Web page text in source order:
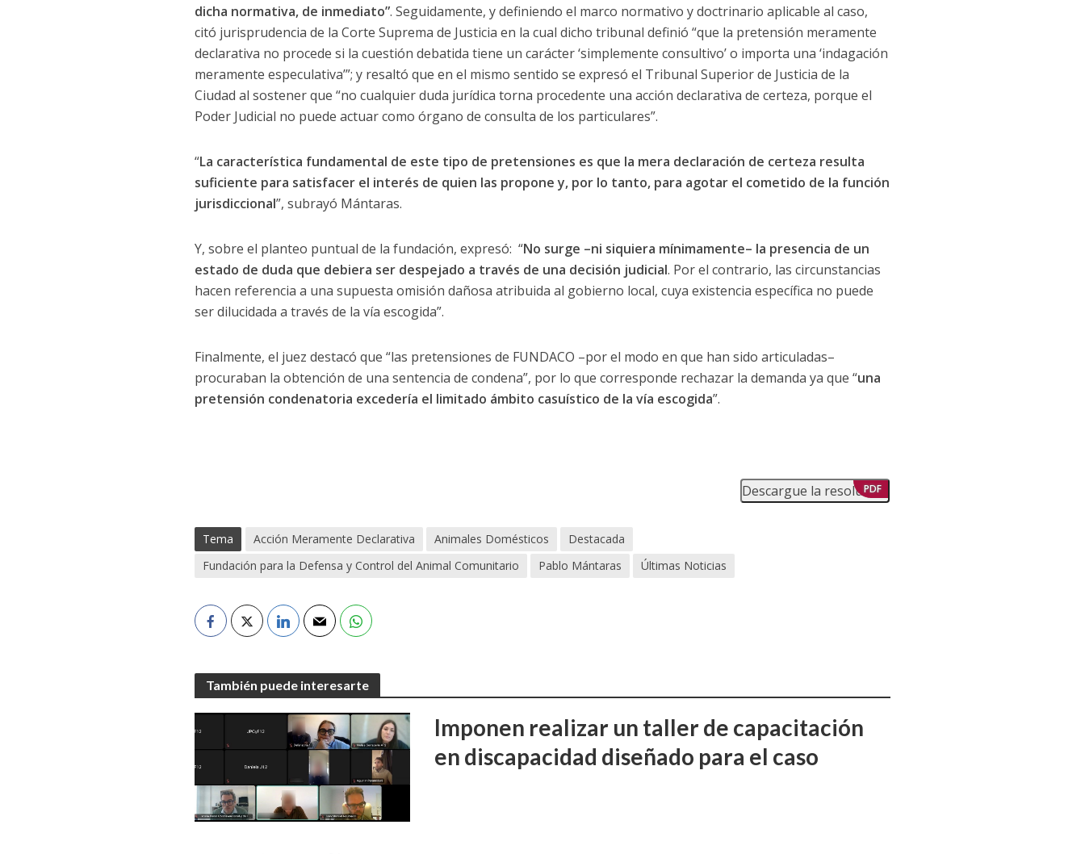
dicha normativa, de inmediato”. Seguidamente, y definiendo el marco normativo y doctrinario aplicable al caso,
citó jurisprudencia de la Corte Suprema de Justicia en la cual dicho tribunal definió “que la pretensión meramente
declarativa no procede si la cuestión debatida tiene un carácter ‘simplemente consultivo’ o importa una ‘indagación
meramente especulativa’”; y resaltó que en el mismo sentido se expresó el Tribunal Superior de Justicia de la
Ciudad al sostener que “no cualquier duda jurídica torna procedente una acción declarativa de certeza, porque el
Poder Judicial no puede actuar como órgano de consulta de los particulares”.
“La característica fundamental de este tipo de pretensiones es que la mera declaración de certeza resulta
suficiente para satisfacer el interés de quien las propone y, por lo tanto, para agotar el cometido de la función
jurisdiccional”, subrayó Mántaras.
Y, sobre el planteo puntual de la fundación, expresó: “No surge –ni siquiera mínimamente– la presencia de un
estado de duda que debiera ser despejado a través de una decisión judicial. Por el contrario, las circunstancias
hacen referencia a una supuesta omisión dañosa atribuida al gobierno local, cuya existencia específica no puede
ser dilucidada a través de la vía escogida”.
Finalmente, el juez destacó que “las pretensiones de FUNDACO –por el modo en que han sido articuladas–
procuraban la obtención de una sentencia de condena”, por lo que corresponde rechazar la demanda ya que “una
pretensión condenatoria excedería el limitado ámbito casuístico de la vía escogida”.
Descargue la resolución
PDF
Tema Acción Meramente Declarativa Animales Domésticos
Destacada
Fundación para la Defensa y Control del Animal Comunitario
Pablo Mántaras Últimas Noticias
También puede interesarte
Imponen realizar un taller de capacitación
en discapacidad diseñado para el caso